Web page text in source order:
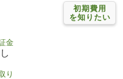
初期費用
を知りたい
金
り